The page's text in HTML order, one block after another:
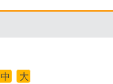
中 大